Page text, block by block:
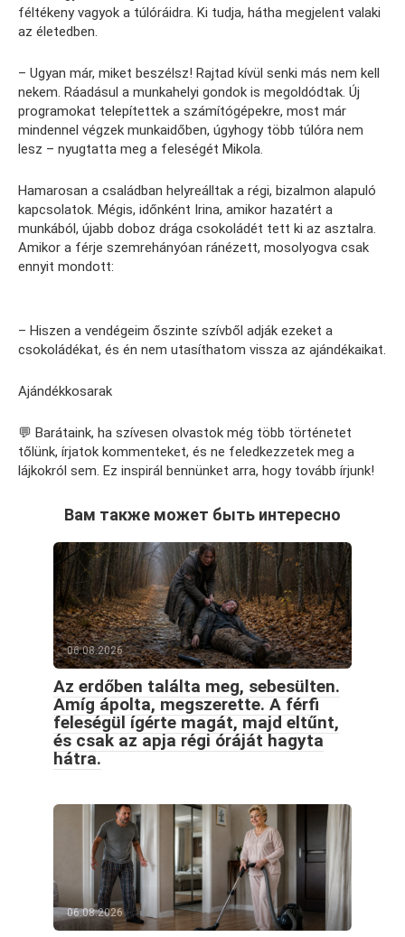
féltékeny vagyok a túlóráidra. Ki tudja, hátha megjelent valaki
az életedben.
– Ugyan már, miket beszélsz! Rajtad kívül senki más nem kell
nekem. Ráadásul a munkahelyi gondok is megoldódtak. Új
programokat telepítettek a számítógépekre, most már
mindennel végzek munkaidőben, úgyhogy több túlóra nem
lesz – nyugtatta meg a feleségét Mikola.
Hamarosan a családban helyreálltak a régi, bizalmon alapuló
kapcsolatok. Mégis, időnként Irina, amikor hazatért a
munkából, újabb doboz drága csokoládét tett ki az asztalra.
Amikor a férje szemrehányóan ránézett, mosolyogva csak
ennyit mondott:
– Hiszen a vendégeim őszinte szívből adják ezeket a
csokoládékat, és én nem utasíthatom vissza az ajándékaikat.
Ajándékkosarak
💬 Barátaink, ha szívesen olvastok még több történetet
tőlünk, írjatok kommenteket, és ne feledkezzetek meg a
lájkokról sem. Ez inspirál bennünket arra, hogy tovább írjunk!
Вам также может быть интересно
06.08.2026
Az erdőben találta meg, sebesülten.
Amíg ápolta, megszerette. A férfi
feleségül ígérte magát, majd eltűnt,
és csak az apja régi óráját hagyta
hátra.
06.08.2026